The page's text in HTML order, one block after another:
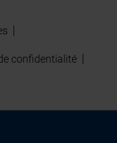
confidentialité